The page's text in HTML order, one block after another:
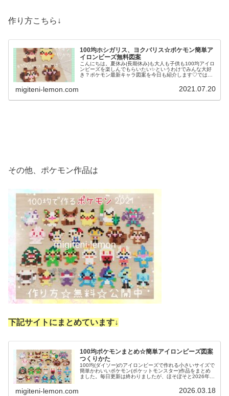
作り方こちら↓
100均ホシガリス、ヨクバリス☆ポケモン簡単ア
イロンビーズ無料図案
こんにちは。夏休み(長期休み)も大人も子供も100均アイロ
ンビーズを楽しんでもらいたい✨️というわけでみんな大好
き？ポケモン最新キャラ図案を今日も紹介します♡では、
migiteni-lemon.com 2021.07.20
その他、ポケモン作品は
下記サイトにまとめています↓
100均ポケモンまとめ☆簡単アイロンビーズ図案
つくりかた
100均(ダイソー)のアイロンビーズで作れる小さいサイズで
簡単かわいいポケモン(ポケットモンスター)作品をまとめ
ました。毎日更新は終わりましたが、ほそぼそと2026年も
migiteni-lemon.com 2026.03.18